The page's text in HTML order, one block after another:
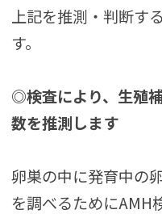
上記を推測・判断す
す。
◎検査により、生殖
数を推測します
卵巣の中に発育中の
を調べるためにAMH